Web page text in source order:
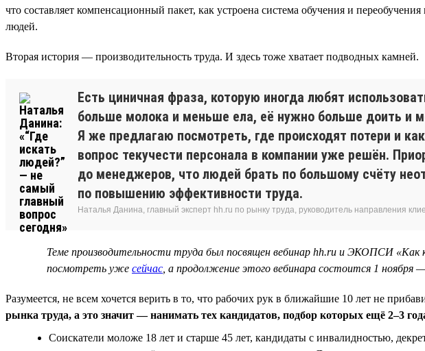
что составляет компенсационный пакет, как устроена система обучения и
людей.
Вторая история — производительность труда. И здесь тоже хватает подводных камней.
Есть циничная фраза, которую иногда любят
больше молока и меньше ела, её нужно больше доить и
Я же предлагаю посмотреть, где происходят потери и
вопрос текучести персонала в компании уже решён.
до менеджеров, что людей брать по большому счёту
по повышению эффективности труда.
Наталья Данина, главный эксперт hh.ru по рынку труда, руководитель направления
Теме производительности труда был посвящен вебинар hh.ru и ЭКОПСИ
посмотреть уже сейчас , а продолжение этого вебинара состоится 1 ноября
Разумеется, не всем хочется верить в то, что рабочих рук в ближайшие 10 лет не
рынка труда, а это значит — нанимать тех кандидатов, подбор которых ещё 2–3
Соискатели моложе 18 лет и старше 45 лет, кандидаты с инвалидностью,